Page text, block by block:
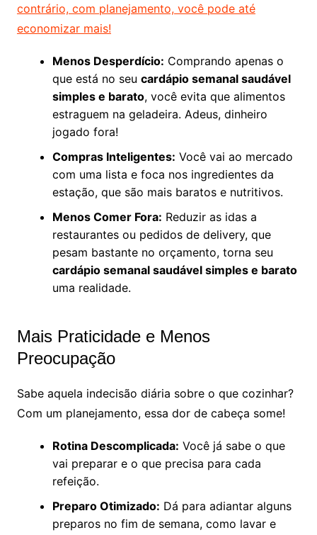
contrário, com planejamento, você pode até
economizar mais!
Menos Desperdício: Comprando apenas o
que está no seu cardápio semanal saudável
simples e barato, você evita que alimentos
estraguem na geladeira. Adeus, dinheiro
jogado fora!
Compras Inteligentes: Você vai ao mercado
com uma lista e foca nos ingredientes da
estação, que são mais baratos e nutritivos.
Menos Comer Fora: Reduzir as idas a
restaurantes ou pedidos de delivery, que
pesam bastante no orçamento, torna seu
cardápio semanal saudável simples e barato
uma realidade.
Mais Praticidade e Menos
Preocupação
Sabe aquela indecisão diária sobre o que cozinhar?
Com um planejamento, essa dor de cabeça some!
Rotina Descomplicada: Você já sabe o que
vai preparar e o que precisa para cada
refeição.
Preparo Otimizado: Dá para adiantar alguns
preparos no fim de semana, como lavar e